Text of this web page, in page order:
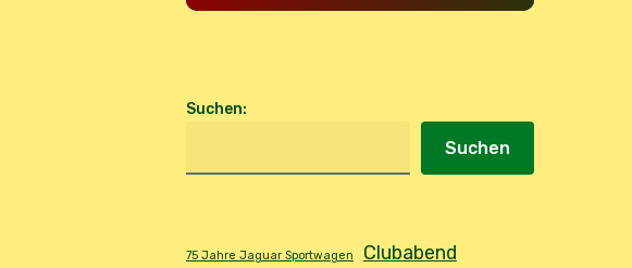
Suchen:
Suchen
75 Jahre Jaguar Sportwagen Clubabend